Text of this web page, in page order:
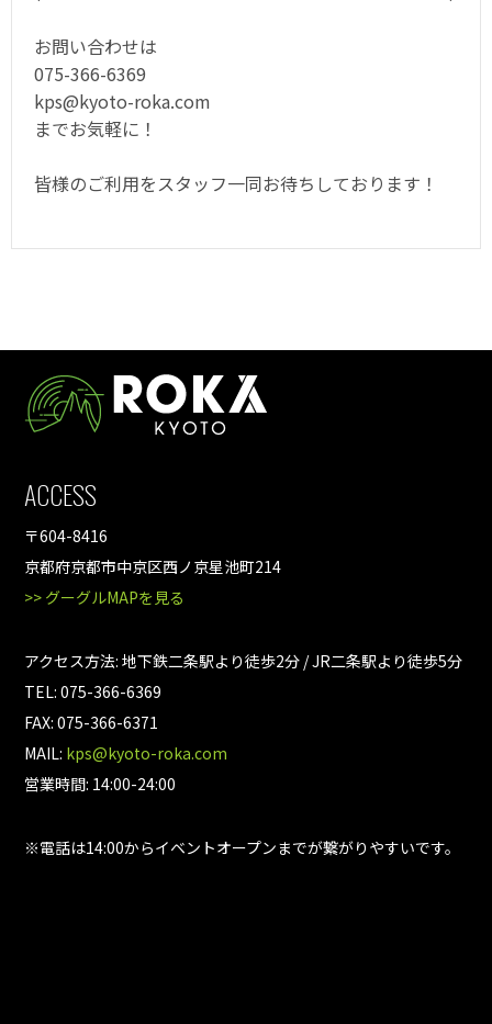
お問い合わせは
075-366-6369
kps@kyoto-roka.com
までお気軽に！
皆様のご利用をスタッフ一同お待ちしております！
ACCESS
〒604-8416
京都府京都市中京区西ノ京星池町214
>> グーグルMAPを見る
アクセス方法: 地下鉄二条駅より徒歩2分 / JR二条駅より徒歩5分
TEL: 075-366-6369
FAX: 075-366-6371
MAIL: kps@kyoto-roka.com
営業時間: 14:00-24:00
※電話は14:00からイベントオープンまでが繋がりやすいです。